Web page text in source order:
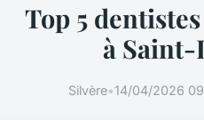
Top 5
à Saint-
Silvère•14/04/2026